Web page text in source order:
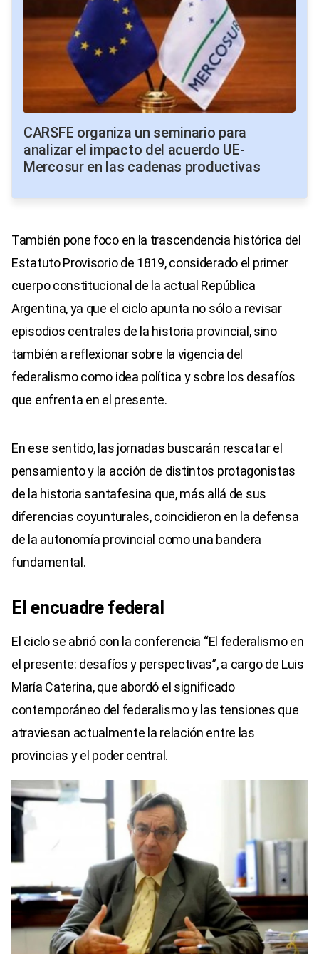
CARSFE organiza un seminario para
analizar el impacto del acuerdo UE-
Mercosur en las cadenas productivas
También pone foco en la trascendencia histórica del
Estatuto Provisorio de 1819, considerado el primer
cuerpo constitucional de la actual República
Argentina, ya que el ciclo apunta no sólo a revisar
episodios centrales de la historia provincial, sino
también a reflexionar sobre la vigencia del
federalismo como idea política y sobre los desafíos
que enfrenta en el presente.
En ese sentido, las jornadas buscarán rescatar el
pensamiento y la acción de distintos protagonistas
de la historia santafesina que, más allá de sus
diferencias coyunturales, coincidieron en la defensa
de la autonomía provincial como una bandera
fundamental.
El encuadre federal
El ciclo se abrió con la conferencia “El federalismo en
el presente: desafíos y perspectivas”, a cargo de Luis
María Caterina, que abordó el significado
contemporáneo del federalismo y las tensiones que
atraviesan actualmente la relación entre las
provincias y el poder central.